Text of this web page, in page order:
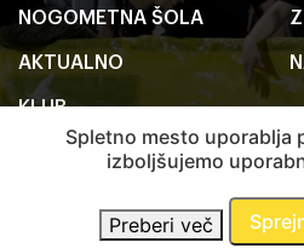
NOGOMETNA ŠOLA
AKTUALNO
KLUB
2020 FC Koper
Avtorji:
Spletno mesto uporablja
izboljšujemo
Preberi več